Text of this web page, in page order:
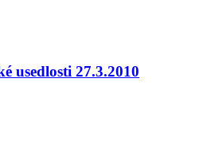
usedlosti 27.3.2010